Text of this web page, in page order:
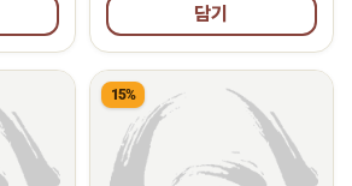
담기
15%